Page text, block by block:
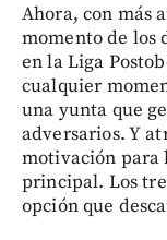
Ahora, con más
momento de los
en la Liga
cualquier
una yunta que
adversarios. Y
motivación para
principal. Los
opción que